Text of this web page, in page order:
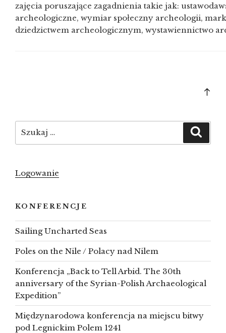
zajęcia poruszające zagadnienia takie jak:
archeologiczne, wymiar społeczny archeologii,
dziedzictwem archeologicznym, wystawiennictwo
Szukaj:
Logowanie
KONFERENCJE
Sailing Uncharted Seas
Poles on the Nile / Polacy nad Nilem
Konferencja „Back to Tell Arbid. The 30th
anniversary of the Syrian-Polish Archaeological
Expedition”
Międzynarodowa konferencja na miejscu bitwy
pod Legnickim Polem 1241